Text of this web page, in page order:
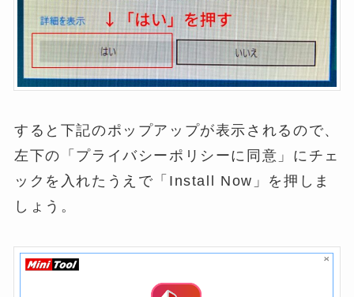
すると下記のポップアップが表示されるので、
左下の「プライバシーポリシーに同意」にチェ
ックを入れたうえで「Install Now」を押しま
しょう。